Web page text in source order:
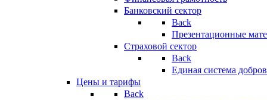
Банковский сектор
Back
Презентационные
Страховой сектор
Back
Единая система
Цены и тарифы
Back